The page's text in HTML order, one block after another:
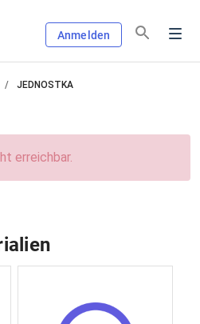
Anmelden
JEDNOSTKA
erreichbar.